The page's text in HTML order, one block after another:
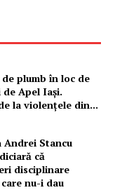
plumb în loc de
Apel Iași.
la violențele din...
Andrei Stancu
că
disciplinare
nu-i dau